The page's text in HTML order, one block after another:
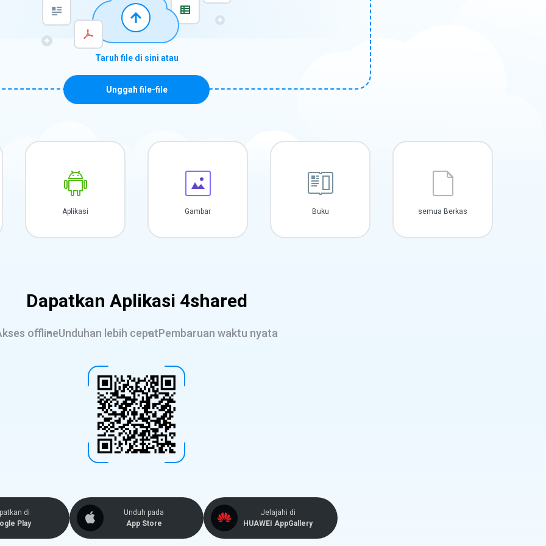
Taruh file di sini atau
Unggah file-file
Aplikasi Gambar Buku semua Berkas
Dapatkan Aplikasi 4shared
offlineUnduhan lebih cepatPembaruan waktu nyata
di
Play
Unduh pada
App Store
Jelajahi di
HUAWEI AppGallery